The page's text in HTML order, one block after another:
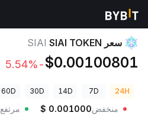
أسعار العملات الرقمية
سعر SIAI TOKEN SIAI
$0.00100801
-5.54%
24H
7D
14D
30D
60D
منخفض $ 0.001000 مرتفع